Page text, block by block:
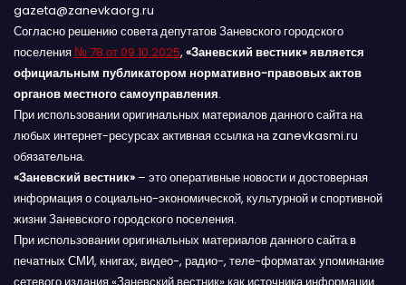
gazeta@zanevkaorg.ru
Согласно решению совета депутатов Заневского городского
поселения № 78 от 09.10.2025, «Заневский вестник» является
официальным публикатором нормативно-правовых актов
органов местного самоуправления.
При использовании оригинальных материалов данного сайта на
любых интернет-ресурсах активная ссылка на zanevkasmi.ru
обязательна.
«Заневский вестник» – это оперативные новости и достоверная
информация о социально-экономической, культурной и спортивной
жизни Заневского городского поселения.
При использовании оригинальных материалов данного сайта в
печатных СМИ, книгах, видео-, радио-, теле-форматах упоминание